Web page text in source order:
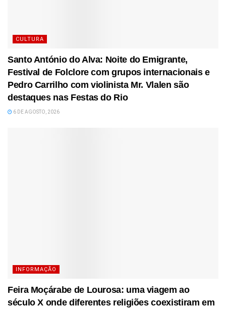
CULTURA
Santo António do Alva: Noite do Emigrante,
Festival de Folclore com grupos internacionais e
Pedro Carrilho com violinista Mr. Vlalen são
destaques nas Festas do Rio
6 DE AGOSTO, 2026
INFORMAÇÃO
Feira Moçárabe de Lourosa: uma viagem ao
século X onde diferentes religiões coexistiram em